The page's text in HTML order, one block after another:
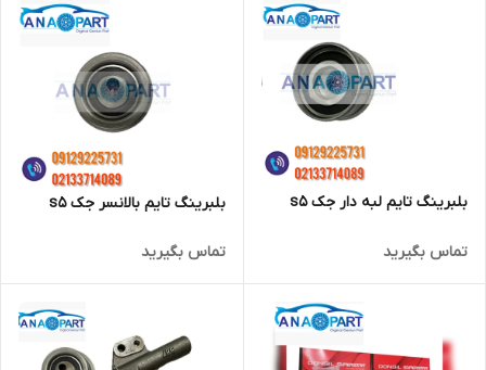
بلبرینگ تایم لبه دار جک s5
تماس بگیرید
بلبرینگ تایم بالانسر جک s5
تماس بگیرید